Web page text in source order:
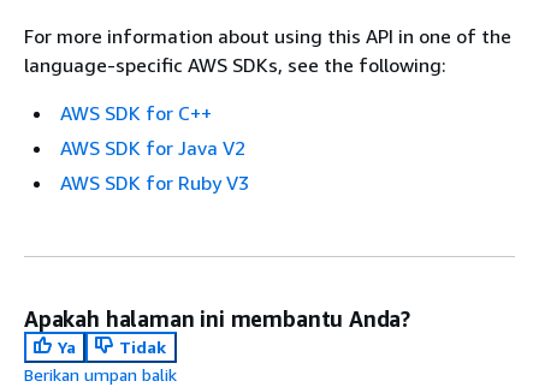
For more information about using this API in one of the
language-specific AWS SDKs, see the following:
AWS SDK for C++
AWS SDK for Java V2
AWS SDK for Ruby V3
Apakah halaman ini membantu Anda?
Ya
Tidak
Berikan umpan balik